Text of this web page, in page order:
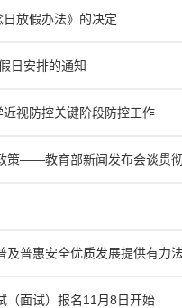
放假办法》的决定
日安排的通知
视防控关键阶段防控工作
策——教育部新闻发布会谈贯
及普惠安全优质发展提供有力
（面试）报名11月8日开始